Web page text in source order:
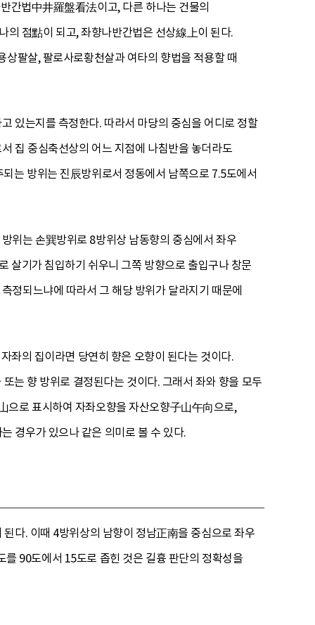
간법中井羅盤看法이고, 다른 하나는 건물의
의 점點이 되고, 좌향나반간법은 선상線上이 된다.
팔살, 팔로사로황천살과 여타의 향법을 적용할 때
있는지를 측정한다. 따라서 마당의 중심을 어디로 정할
집 중심축선상의 어느 지점에 나침반을 놓더라도
는 방위는 진辰방위로서 정동에서 남쪽으로 7.5도에서
위는 손巽방위로 8방위상 남동향의 중심에서 좌우
살기가 침입하기 쉬우니 그쪽 방향으로 출입구나 창문
정되느냐에 따라서 그 해당 방위가 달라지기 때문에
좌의 집이라면 당연히 향은 오향이 된다는 것이다.
는 향 방위로 결정된다는 것이다. 그래서 좌와 향을 모두
으로 표시하여 자좌오향을 자산오향子山午向으로,
경우가 있으나 같은 의미로 볼 수 있다.
다. 이때 4방위상의 남향이 정남正南을 중심으로 좌우
90도에서 15도로 좁힌 것은 길흉 판단의 정확성을